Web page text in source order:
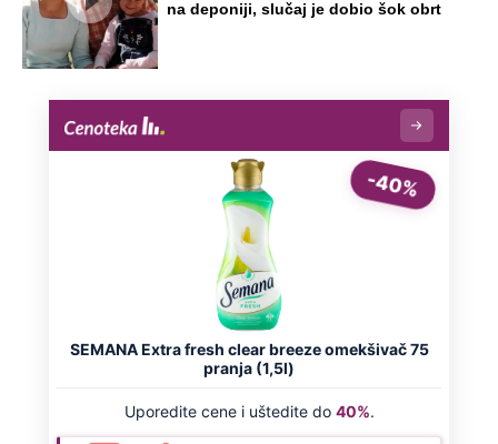
na deponiji, slučaj je dobio šok obrt